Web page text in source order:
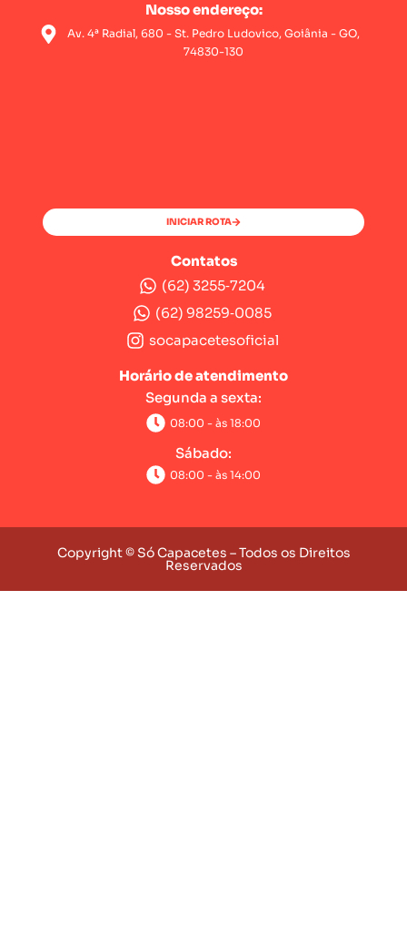
Nosso endereço:
Av. 4ª Radial, 680 - St. Pedro Ludovico, Goiânia - GO,
74830-130
INICIAR ROTA
Contatos
(62) 3255‑7204‬
(62) 98259‑0085‬
socapacetesoficial
Horário de atendimento
Segunda a sexta:
08:00 - às 18:00
Sábado:
08:00 - às 14:00
Copyright © Só Capacetes – Todos os Direitos
Reservados